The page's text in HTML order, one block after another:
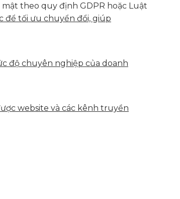
để tối ưu chuyển đổi, giúp
độ chuyên nghiệp của doanh
website và các kênh truyền
theo quy định GDPR hoặc Luật